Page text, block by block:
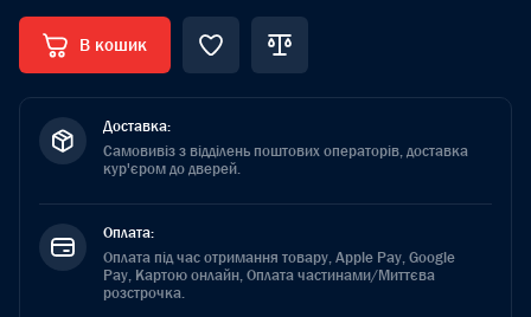
В кошик
Доставка:
Самовивіз з відділень поштових операторів, доставка
кур'єром до дверей.
Оплата:
Оплата під час отримання товару, Apple Pay, Google
Pay, Картою онлайн, Оплата частинами/Миттєва
розстрочка.